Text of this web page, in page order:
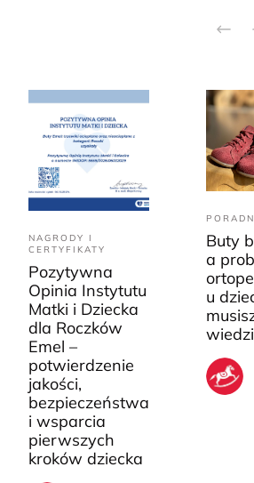
NAGRODY I
CERTYFIKATY
Pozytywna
Opinia Instytutu
Matki i Dziecka
dla Roczków
Emel –
potwierdzenie
jakości,
bezpieczeństwa
i wsparcia
pierwszych
kroków dziecka
Buty
a
u